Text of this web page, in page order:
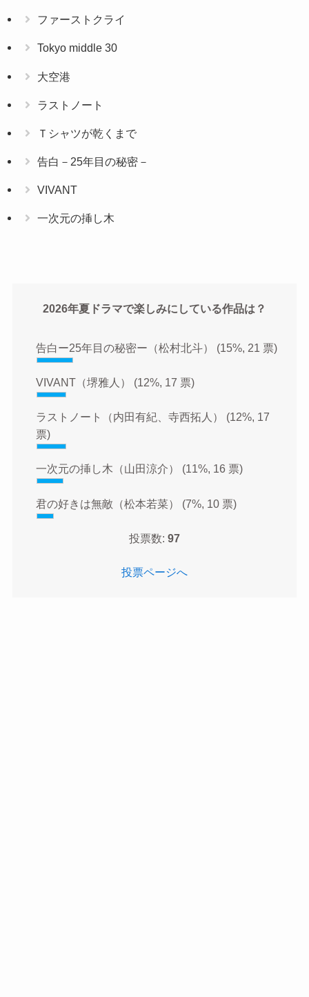
ファーストクライ
Tokyo middle 30
大空港
ラストノート
Ｔシャツが乾くまで
告白－25年目の秘密－
VIVANT
一次元の挿し木
2026年夏ドラマで楽しみにしている作品は？
告白ー25年目の秘密ー（松村北斗） (15%, 21 票)
VIVANT（堺雅人） (12%, 17 票)
ラストノート（内田有紀、寺西拓人） (12%, 17
票)
一次元の挿し木（山田涼介） (11%, 16 票)
君の好きは無敵（松本若菜） (7%, 10 票)
投票数: 97
投票ページへ